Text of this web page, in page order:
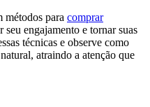
métodos para comprar
seu engajamento e tornar suas
técnicas e observe como
atraindo a‍ atenção que